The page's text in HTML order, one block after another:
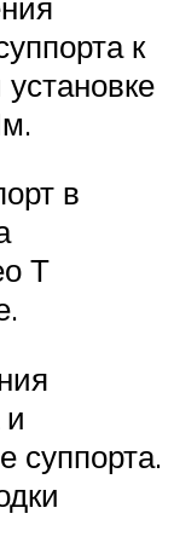
к
в
Т
суппорта.